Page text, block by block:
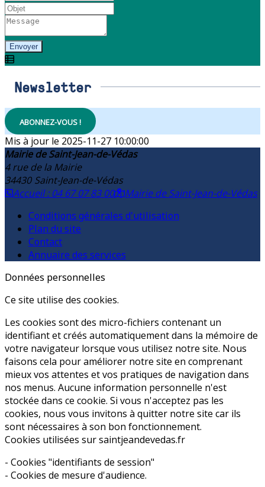
Envoyer
Newsletter
ABONNEZ-VOUS !
2025-11-27 10:00:00
Mairie de Saint-Jean-de-Védas
4 rue de la Mairie
34430 Saint-Jean-de-Védas
Accueil : 04 67 07 83 00
Mairie de Saint-Jean-de-Védas
Conditions générales d'utilisation
Plan du site
Contact
Annuaire des services
Données personnelles
Ce site utilise des cookies.
Les cookies sont des micro-fichiers contenant un
identifiant et créés automatiquement dans la mémoire de
votre navigateur lorsque vous utilisez notre site. Nous
faisons cela pour améliorer notre site en comprenant
mieux vos attentes et vos pratiques de navigation dans
nos menus. Aucune information personnelle n'est
stockée dans ce cookie. Si vous n'acceptez pas les
cookies, nous vous invitons à quitter notre site car ils
sont nécessaires à son bon fonctionnement.
Cookies utilisées sur saintjeandevedas.fr
- Cookies "identifiants de session"
- Cookies de mesure d'audience.